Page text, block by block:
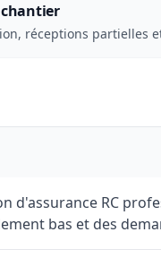
réceptions partielles
RC
bas et des